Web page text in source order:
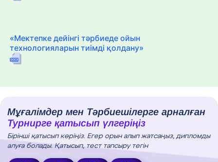
«Мектепке дейінгі тәрбиеде ойын
технологияларын тиімді қолдану»
Мұғалімдер мен Тәрбиешілерге арналған
Турнирге қатысып үлгеріңіз
Бірінші қатысып көріңіз. Егер орын алып жатсаңыз, дипломды
алуға болады. Қатысып, тест тапсыру тегін